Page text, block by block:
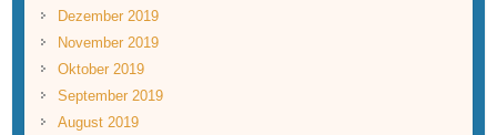
Dezember 2019
November 2019
Oktober 2019
September 2019
August 2019